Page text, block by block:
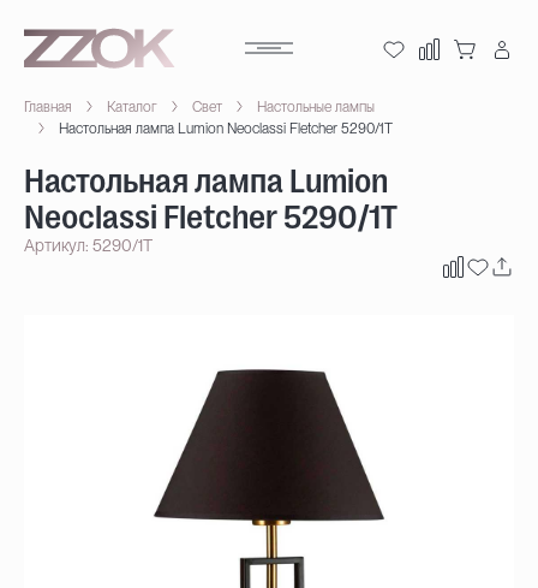
Главная Каталог Свет
Настольные лампы
Настольная лампа Lumion Neoclassi Fletcher 5290/1T
Настольная лампа Lumion
Neoclassi Fletcher 5290/1T
Артикул: 5290/1T